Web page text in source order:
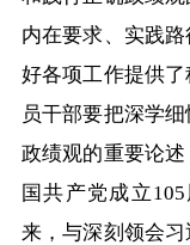
内在要求、实践
好各项工作提供
员干部要把深学
政绩观的重要论
国共产党成立
来，与深刻领会